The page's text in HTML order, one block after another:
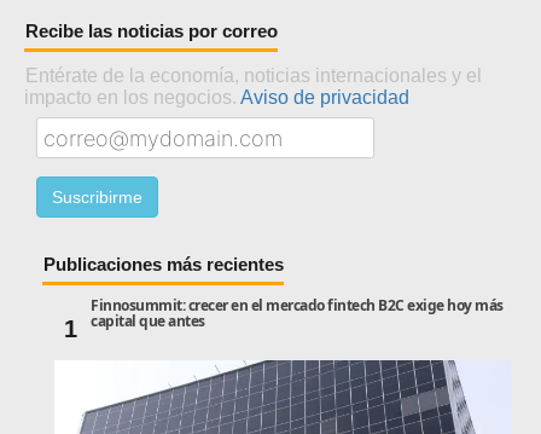
Recibe las noticias por correo
Entérate de la economía, noticias internacionales y el
impacto en los negocios. Aviso de privacidad
Publicaciones más recientes
1
Finnosummit: crecer en el mercado fintech B2C exige hoy más
capital que antes